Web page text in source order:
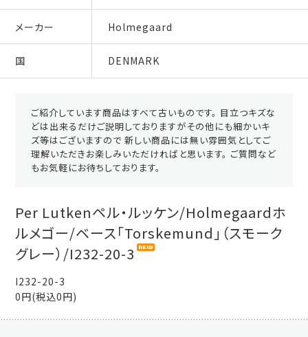
メーカー Holmegaard
国 DENMARK
ご紹介しています商品はすべて古いものです。 目立つキズな
どは出来るだけご説明しておりますがその他にも細かいキ
ズ等はございますので 新しい商品には無い雰囲気としてご
理解いただきお楽しみいただければと思います。 ご質問など
もお気軽にお待ちしております。
Per Lutkenペル・ルッケン/Holmegaardホ
ルメゴー/ベース「Torskemund」（スモーク
グレー）/I232-20-3
I232-20-3
0円(税込0円)